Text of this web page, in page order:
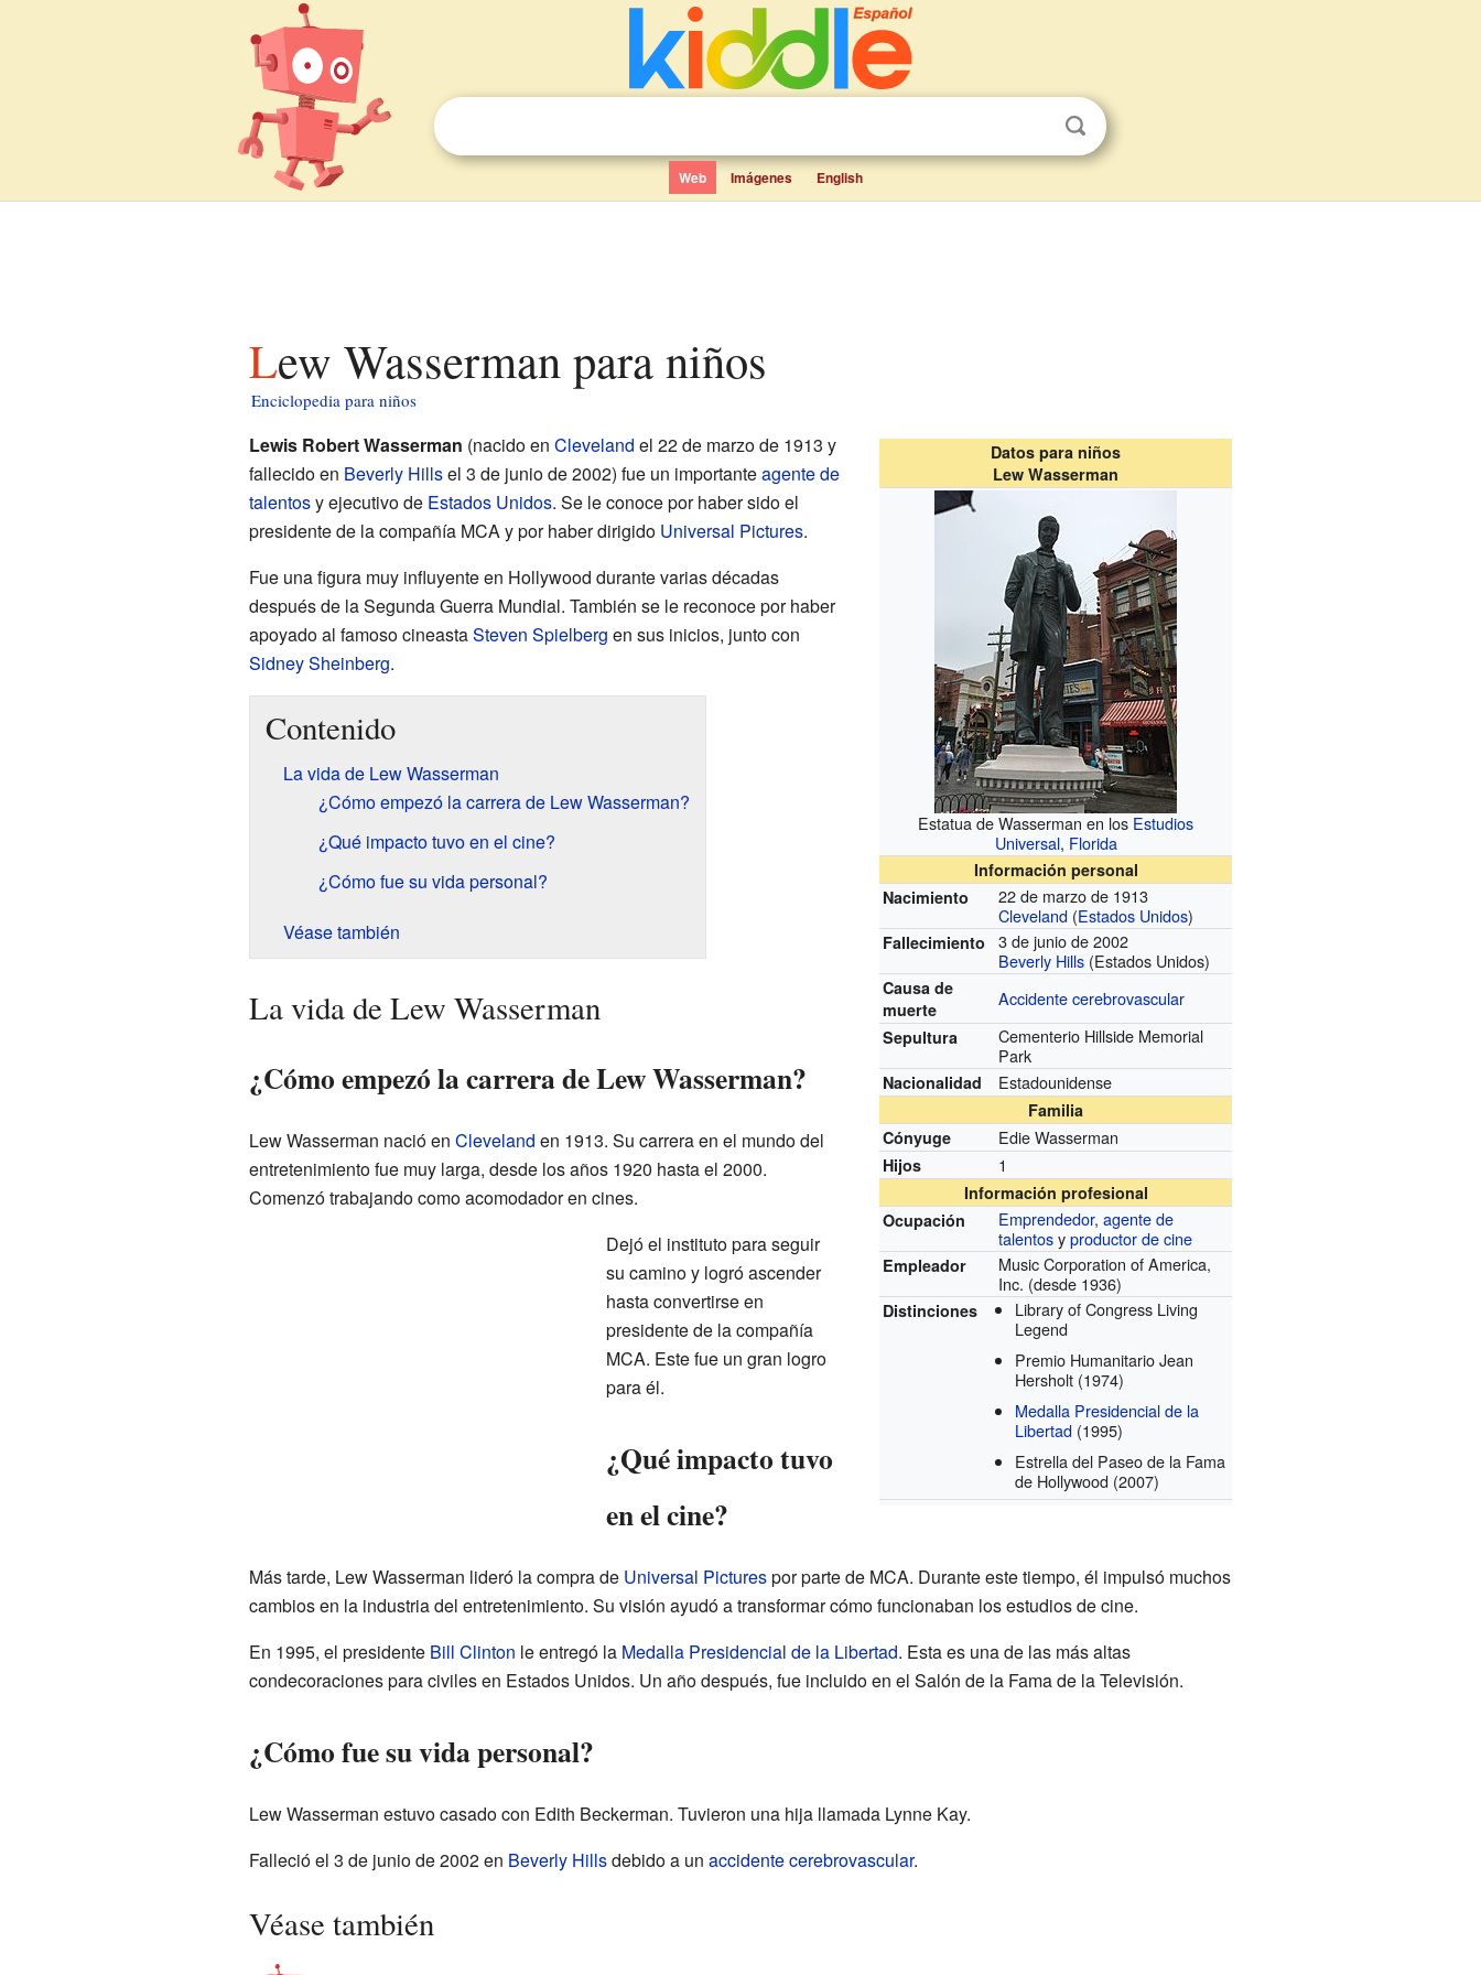
Web Imágenes English
Lew Wasserman para niños
Enciclopedia para niños
Datos para niños
Lew Wasserman
Estatua de Wasserman en los Estudios
Universal, Florida
Información personal
Nacimiento
22 de marzo de 1913
Cleveland (Estados Unidos)
Fallecimiento
3 de junio de 2002
Beverly Hills (Estados Unidos)
Causa de
muerte
Accidente cerebrovascular
Sepultura
Cementerio Hillside Memorial
Park
Nacionalidad Estadounidense
Familia
Cónyuge
Edie Wasserman
Hijos 1
Información profesional
Ocupación
Emprendedor,agente de
talentosyproductor de cine
Empleador
Music Corporation of America,
Inc. (desde 1936)
Distinciones
Library of Congress Living
Legend
Premio Humanitario Jean
Hersholt (1974)
Medalla Presidencial de la
Libertad (1995)
Estrella del Paseo de la Fama
de Hollywood (2007)
Lewis Robert Wasserman (nacido en Cleveland el 22 de marzo de 1913 y
fallecido en Beverly Hillsel 3 de junio de 2002) fue un importanteagente de
talentosy ejecutivo de Estados Unidos. Se le conoce por haber sido el
presidente de la compañía MCA y por haber dirigido Universal Pictures.
Fue una figura muy influyente en Hollywood durante varias décadas
después de la Segunda Guerra Mundial. También se le reconoce por haber
apoyado al famoso cineastaSteven Spielberg en sus inicios, junto con
Sidney Sheinberg.
Contenido
La vida de Lew Wasserman
¿Cómo empezó la carrera de Lew Wasserman?
¿Qué impacto tuvo en el cine?
¿Cómo fue su vida personal?
Véase también
La vida de Lew Wasserman
¿Cómo empezó la carrera de Lew Wasserman?
Lew Wasserman nació en Cleveland en 1913. Su carrera en el mundo del
entretenimiento fue muy larga, desde los años 1920 hasta el 2000.
Comenzó trabajando como acomodador en cines.
Dejó el instituto para seguir
su camino y logró ascender
hasta convertirse en
presidente de la compañía
MCA. Este fue un gran logro
para él.
¿Qué impacto tuvo
en el cine?
Más tarde, Lew Wasserman lideró la compra de Universal Picturespor parte de MCA. Durante este tiempo, él impulsó muchos
cambios en la industria del entretenimiento. Su visión ayudó a transformar cómo funcionaban los estudios de cine.
En 1995, el presidente Bill Clinton le entregó la Medalla Presidencial de la Libertad. Esta es una de las más altas
condecoraciones para civiles en Estados Unidos. Un año después, fue incluido en el Salón de la Fama de la Televisión.
¿Cómo fue su vida personal?
Lew Wasserman estuvo casado con Edith Beckerman. Tuvieron una hija llamada Lynne Kay.
Falleció el 3 de junio de 2002 en Beverly Hillsdebido a un accidente cerebrovascular.
Véase también